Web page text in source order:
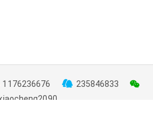
1176236676
235846833